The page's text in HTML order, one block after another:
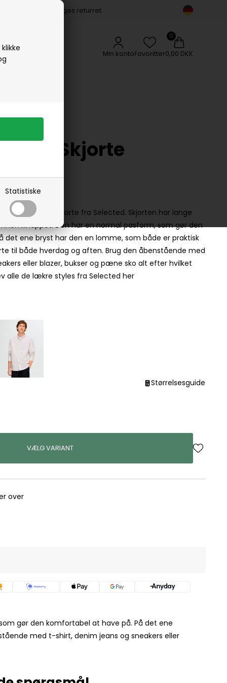
Statistiske
14 dages returret
Min kontoFavoritter0,00 DKK
Woods Copenhagen
Flex Skjorte
klassisk skjorte fra Selected. Skjorten har lange
Den har en normal pasform, som gør den
det ene bryst har den en lomme, som både er praktisk
til både hverdag og aften. Brug den åbenstående med
eller blazer, bukser og pæne sko alt efter hvilket
alle de lækre styles fra Selected her
Størrelsesguide
VÆLG VARIANT
over
gør den komfortabel at have på. På det ene
med t-shirt, denim jeans og sneakers eller